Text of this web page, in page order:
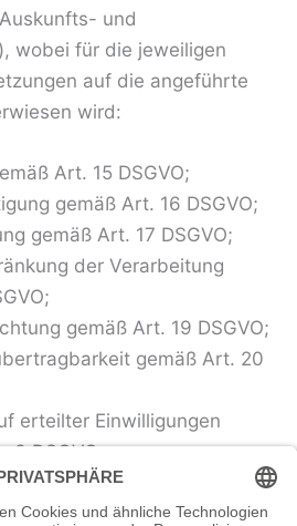
und
wobei für die jeweiligen
auf die angeführte
wird:
Art. 15 DSGVO;
gemäß Art. 16 DSGVO;
gemäß Art. 17 DSGVO;
der Verarbeitung
gemäß Art. 19 DSGVO;
gemäß Art. 20
erteilter Einwilligungen
3 DSGVO;
gemäß Art. 77 DSGVO.